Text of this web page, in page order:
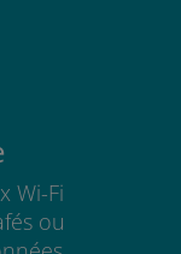
Wi-Fi
ou